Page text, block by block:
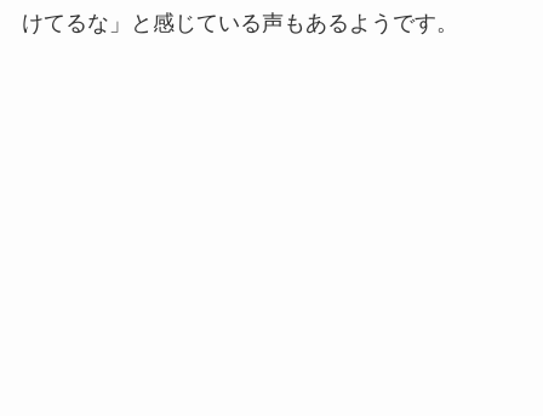
けてるな」と感じている声もあるようです。